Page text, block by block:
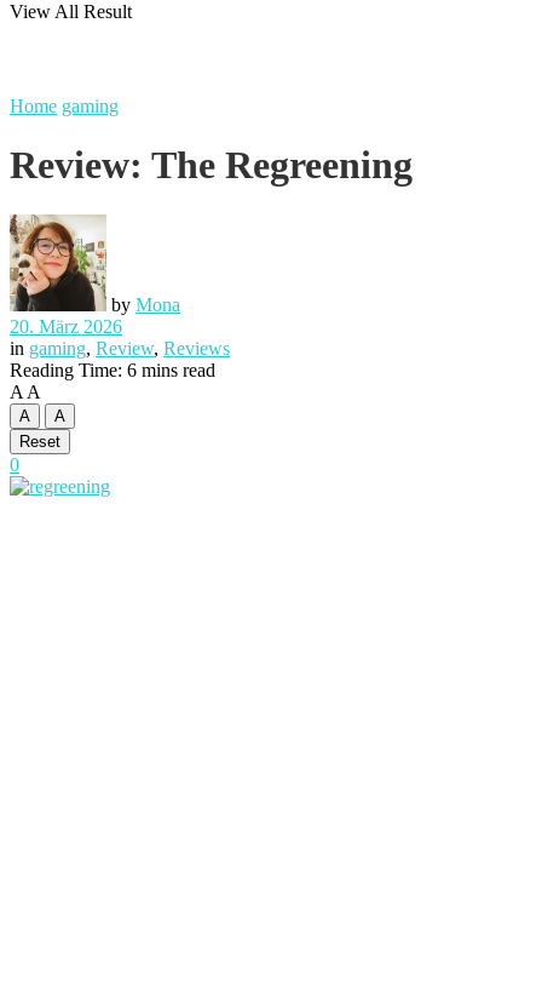
View All Result
Home gaming
Review: The Regreening
by Mona
20. März 2026
in gaming, Review, Reviews
Reading Time: 6 mins read
A A
A
A
Reset
0